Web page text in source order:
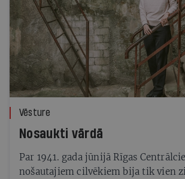
Vēsture
Nosaukti vārdā
Par 1941. gada jūnijā Rīgas
nošautajiem cilvēkiem bija tik vien